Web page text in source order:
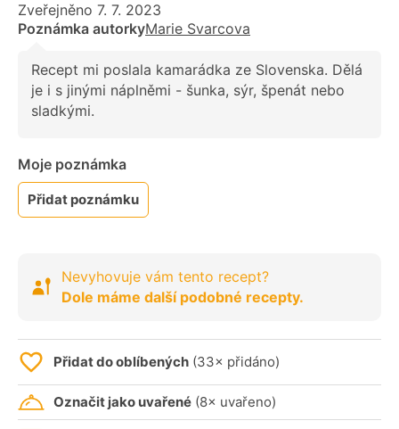
Zveřejněno 7. 7. 2023
Poznámka autorkyMarie Svarcova
Recept mi poslala kamarádka ze Slovenska. Dělá
je i s jinými náplněmi - šunka, sýr, špenát nebo
sladkými.
Moje poznámka
Přidat poznámku
Nevyhovuje vám tento recept?
Dole máme další podobné recepty.
Přidat do oblíbených (33× přidáno)
Označit jako uvařené (8× uvařeno)